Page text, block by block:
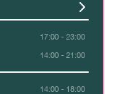
17:00 - 23:00
14:00 - 21:00
14:00 - 18:00